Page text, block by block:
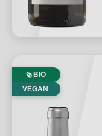
BIO
VEGAN